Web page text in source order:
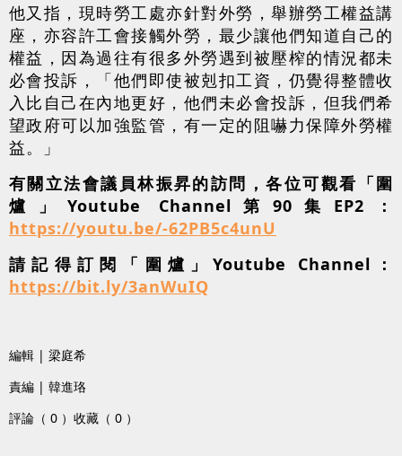
他又指，現時勞工處亦針對外勞，舉辦勞工權益講
座，亦容許工會接觸外勞，最少讓他們知道自己的
權益，因為過往有很多外勞遇到被壓榨的情況都未
必會投訴，「他們即使被剋扣工資，仍覺得整體收
入比自己在內地更好，他們未必會投訴，但我們希
望政府可以加強監管，有一定的阻嚇力保障外勞權
益。」
有關立法會議員林振昇的訪問，各位可觀看「圍
爐」Youtube Channel第90集EP2：
https://youtu.be/-62PB5c4unU
請記得訂閱「圍爐」Youtube Channel：
https://bit.ly/3anWuIQ
編輯 | 梁庭希
責編 | 韓進珞
評論（ 0 ） 收藏（ 0 ）